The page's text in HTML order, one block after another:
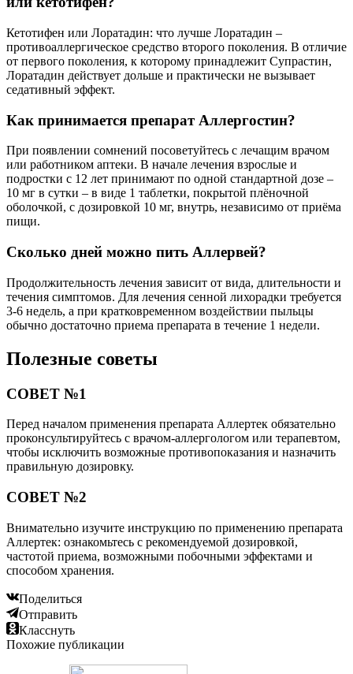
Кетотифен или Лоратадин: что лучше Лоратадин –
противоаллергическое средство второго поколения. В отличие
от первого поколения, к которому принадлежит Супрастин,
Лоратадин действует дольше и практически не вызывает
седативный эффект.
Как принимается препарат Аллергостин?
При появлении сомнений посоветуйтесь с лечащим врачом
или работником аптеки. В начале лечения взрослые и
подростки с 12 лет принимают по одной стандартной дозе –
10 мг в сутки – в виде 1 таблетки, покрытой плёночной
оболочкой, с дозировкой 10 мг, внутрь, независимо от приёма
пищи.
Сколько дней можно пить Аллервей?
Продолжительность лечения зависит от вида, длительности и
течения симптомов. Для лечения сенной лихорадки требуется
3-6 недель, а при кратковременном воздействии пыльцы
обычно достаточно приема препарата в течение 1 недели.
Полезные советы
СОВЕТ №1
Перед началом применения препарата Аллертек обязательно
проконсультируйтесь с врачом-аллергологом или терапевтом,
чтобы исключить возможные противопоказания и назначить
правильную дозировку.
СОВЕТ №2
Внимательно изучите инструкцию по применению препарата
Аллертек: ознакомьтесь с рекомендуемой дозировкой,
частотой приема, возможными побочными эффектами и
способом хранения.
Поделиться
Отправить
Класснуть
Похожие публикации